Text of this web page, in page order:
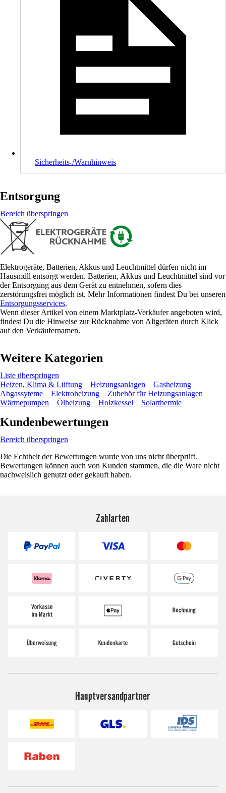
Sicherheits-/Warnhinweis
Entsorgung
Bereich überspringen
Elektrogeräte, Batterien, Akkus und Leuchtmittel dürfen nicht im
Hausmüll entsorgt werden. Batterien, Akkus und Leuchtmittel sind vor
der Entsorgung aus dem Gerät zu entnehmen, sofern dies
zerstörungsfrei möglich ist. Mehr Informationen findest Du bei unseren
Entsorgungsservices.
Wenn dieser Artikel von einem Marktplatz-Verkäufer angeboten wird,
findest Du die Hinweise zur Rücknahme von Altgeräten durch Klick
auf den Verkäufernamen.
Weitere Kategorien
Liste überspringen
Heizen, Klima & Lüftung
Heizungsanlagen
Gasheizung
Abgassyteme
Elektroheizung
Zubehör für Heizungsanlagen
Wärmepumpen
Ölheizung Holzkessel Solarthermie
Kundenbewertungen
Bereich überspringen
Die Echtheit der Bewertungen wurde von uns nicht überprüft.
Bewertungen können auch von Kunden stammen, die die Ware nicht
nachweislich genutzt oder gekauft haben.
Zahlarten
Hauptversandpartner